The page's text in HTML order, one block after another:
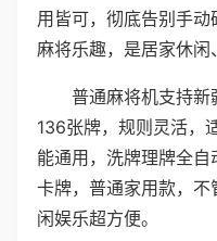
用皆可，彻底告别手
麻将乐趣，是居家休闲
普通麻将机支持新
136张牌，规则灵活，
能通用，洗牌理牌全
卡牌，普通家用款，
闲娱乐超方便。